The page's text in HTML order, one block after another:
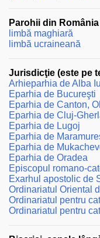
Parohii din
limbă maghiară
limbă ucraineană
Jurisdicţie (este pe
Arhieparhia de Alba
Eparhia de Bucureşti
Eparhia de Canton,
Eparhia de Cluj-
Eparhia de Lugoj
Eparhia de
Eparhia de
Eparhia de Oradea
Episcopul romano-
Exarhul apostolic de
Ordinariatul Oriental
Ordinariatul pentru
Ordinariatul pentru